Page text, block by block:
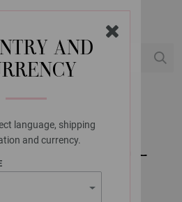
AND
language, shipping
and currency.
GROSSA
CO. NO. 10 -
ALEMANA